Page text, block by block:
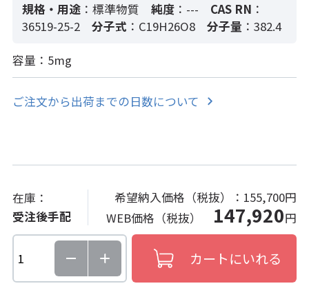
規格・用途 ：標準物質 純度：--- CAS RN ：
36519-25-2
分子式 ：C19H26O8 分子量 ：382.4
容量：5mg
ご注文から出荷までの日数について
在庫：
受注後手配
希望納入価格（税抜）： 155,700円
WEB価格（税抜） 147,920円